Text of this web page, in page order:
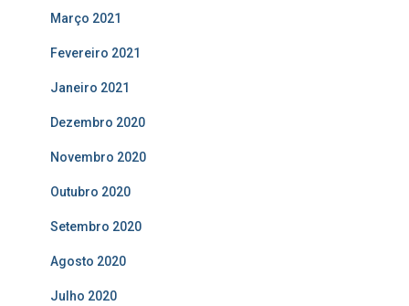
Março 2021
Fevereiro 2021
Janeiro 2021
Dezembro 2020
Novembro 2020
Outubro 2020
Setembro 2020
Agosto 2020
Julho 2020